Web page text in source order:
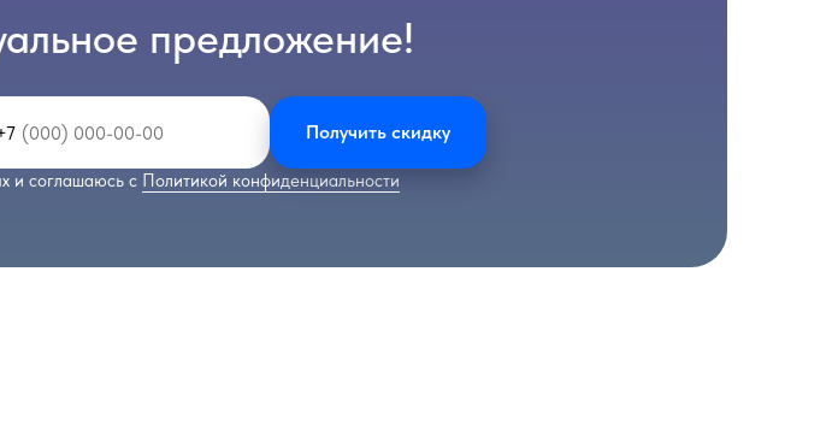
предложение!
и соглашаюсь с Политикой конфиденциальности
Получить скидку